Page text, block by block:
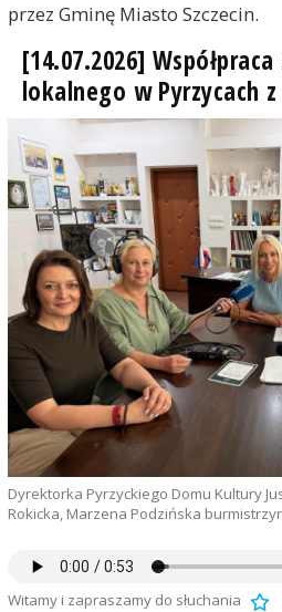
przez Gminę Miasto Szczecin.
[14.07.2026]
lokalnego w Pyrzycach z
Dyrektorka Pyrzyckiego Domu Kultury
Rokicka, Marzena Podzińska
Witamy i zapraszamy do słuchania